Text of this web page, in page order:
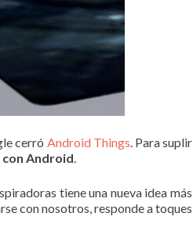
cerró Android Things. Para suplir
Android.
tiene una nueva idea más
con nosotros, responde a toques